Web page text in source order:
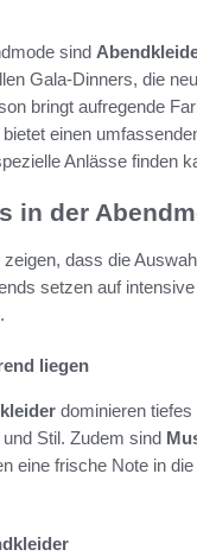
sind
Gala-Dinners, die
bringt aufregende
einen
Anlässe finden
in der
zeigen, dass die
setzen auf
liegen
dominieren
Stil. Zudem sind
eine frische Note in